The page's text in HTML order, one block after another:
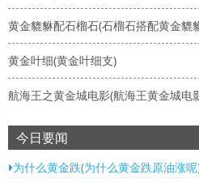
黄金貔貅配石榴石(石榴石搭配黄金貔
黄金叶细(黄金叶细支)
航海王之黄金城电影(航海王黄金城电
今日要闻
为什么黄金跌(为什么黄金跌原油涨